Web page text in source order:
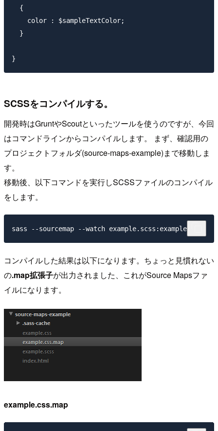
  {
    color : $sampleTextColor;
  }
SCSSをコンパイルする。
開発時はGruntやScoutといったツールを使うのですが、今回
はコマンドラインからコンパイルします。 まず、確認用の
プロジェクトフォルダ(source-maps-example)まで移動しま
す。
移動後、以下コマンドを実行しSCSSファイルのコンパイル
をします。
コンパイルした結果は以下になります。ちょっと見慣れない
の.map拡張子が出力されました、これがSource Mapsファ
イルになります。
example.css.map